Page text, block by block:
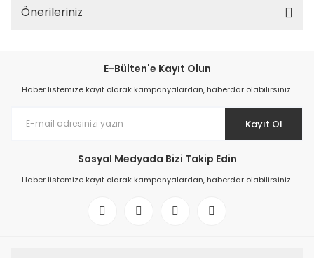
Önerileriniz
E-Bülten'e Kayıt Olun
Haber listemize kayıt olarak kampanyalardan, haberdar olabilirsiniz.
Kayıt Ol
Sosyal Medyada Bizi Takip Edin
Haber listemize kayıt olarak kampanyalardan, haberdar olabilirsiniz.